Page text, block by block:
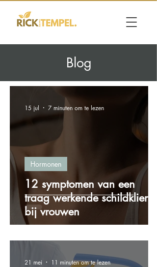
Blog
12 symptomen van een
traag werkende schildklier
bij vrouwen
Hormonen
15 jul 7 minuten om te lezen
21 mei 11 minuten om te lezen